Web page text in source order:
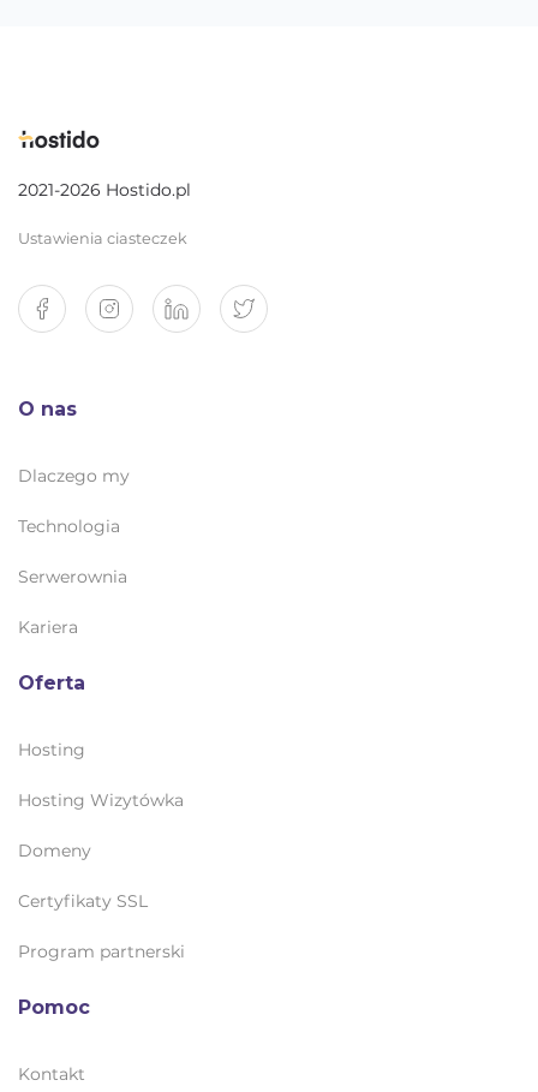
2021-2026 Hostido.pl
Ustawienia ciasteczek
O nas
Dlaczego my
Technologia
Serwerownia
Kariera
Oferta
Hosting
Hosting Wizytówka
Domeny
Certyfikaty SSL
Program partnerski
Pomoc
Kontakt